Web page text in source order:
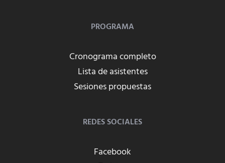
PROGRAMA
Cronograma completo
Lista de asistentes
Sesiones propuestas
REDES SOCIALES
Facebook